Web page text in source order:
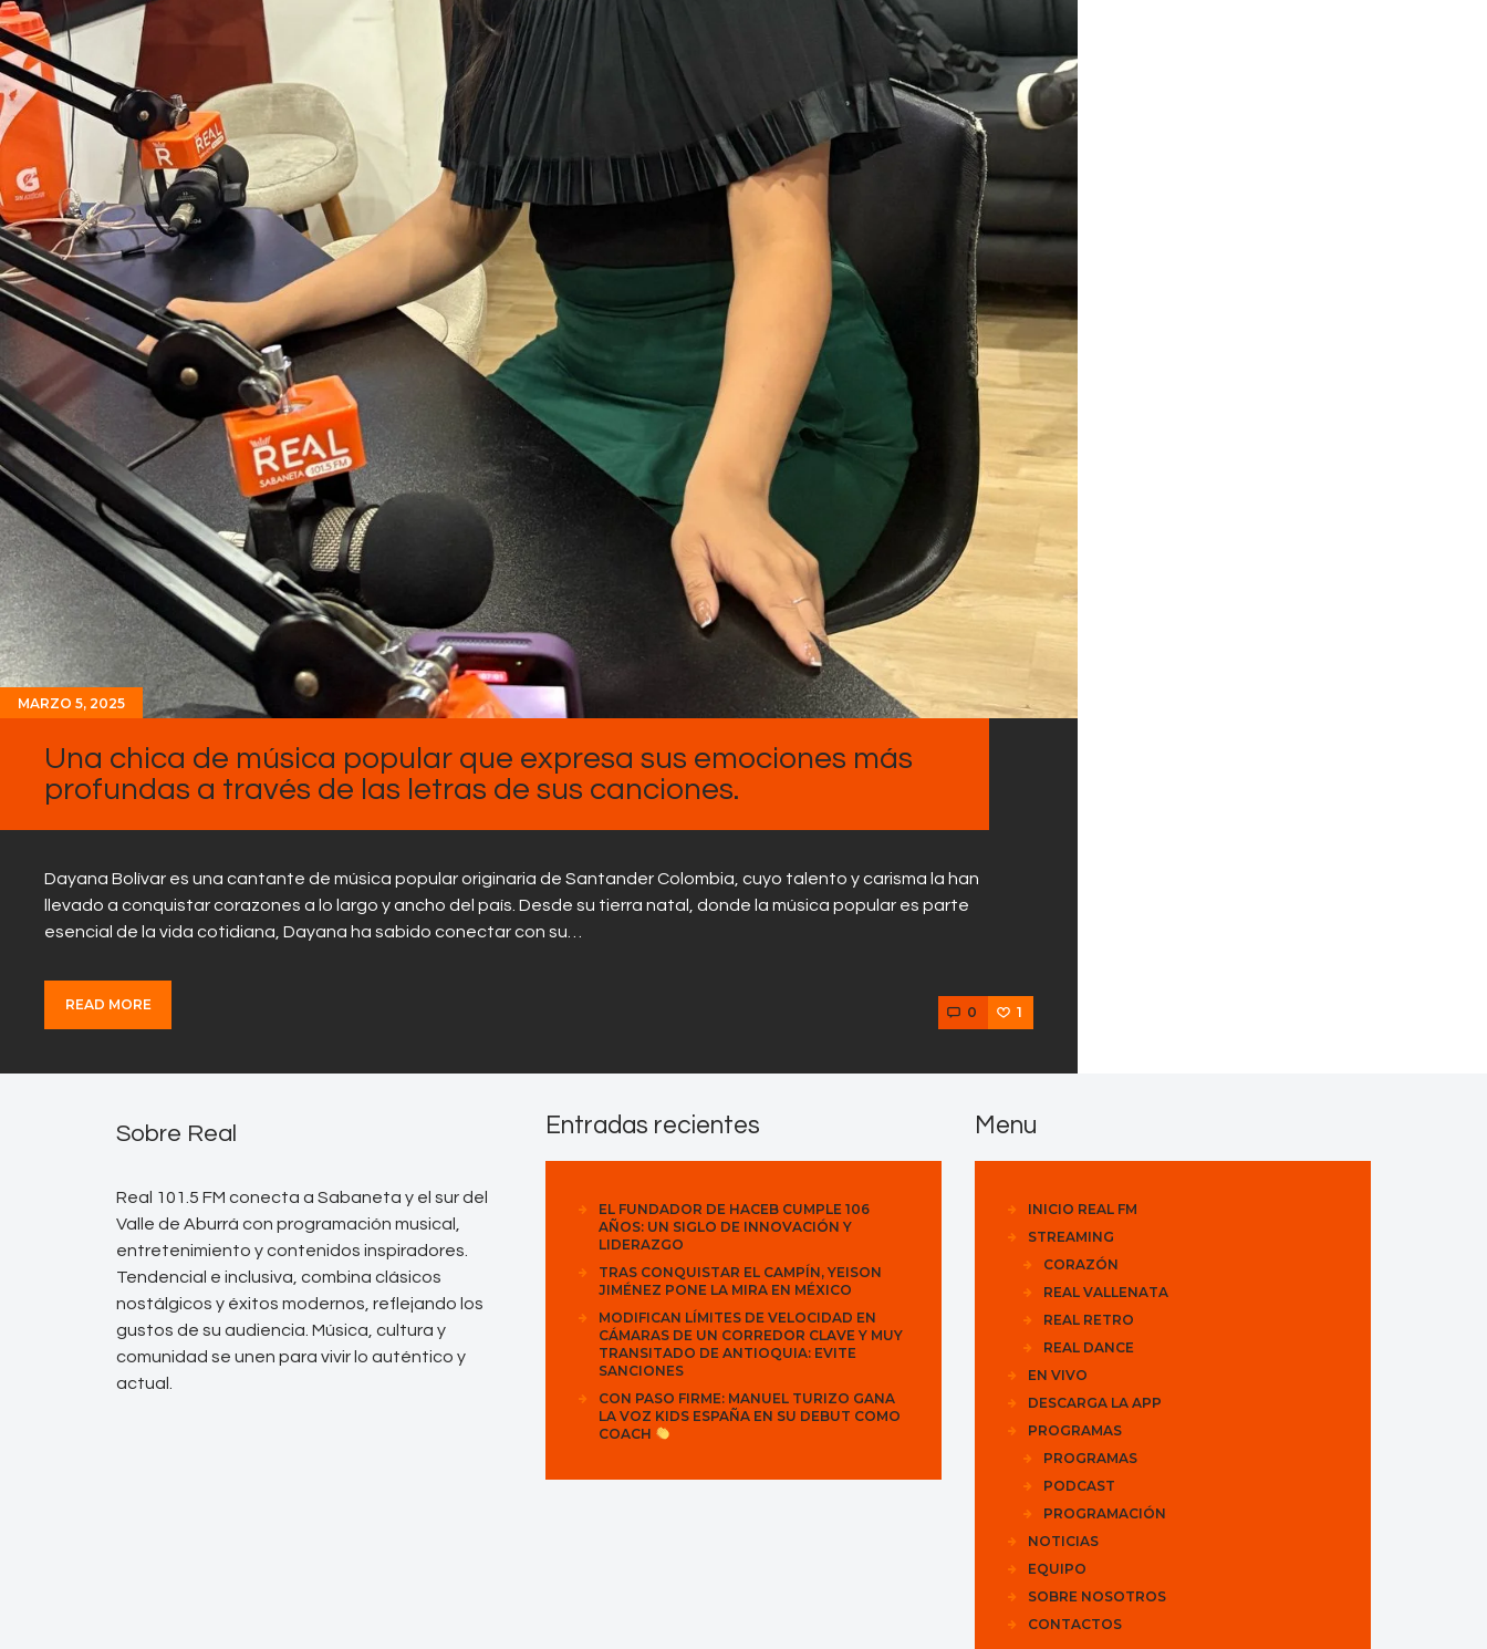
MARZO 5, 2025
Una chica de música popular que expresa sus emociones más
profundas a través de las letras de sus canciones.
Dayana Bolívar es una cantante de música popular originaria de Santander Colombia, cuyo talento y carisma la han
llevado a conquistar corazones a lo largo y ancho del país. Desde su tierra natal, donde la música popular es parte
esencial de la vida cotidiana, Dayana ha sabido conectar con su…
READ MORE 0 1
Sobre Real
Real 101.5 FM conecta a Sabaneta y el sur del
Valle de Aburrá con programación musical,
entretenimiento y contenidos inspiradores.
Tendencial e inclusiva, combina clásicos
nostálgicos y éxitos modernos, reflejando los
gustos de su audiencia. Música, cultura y
comunidad se unen para vivir lo auténtico y
actual.
Entradas recientes
EL FUNDADOR DE HACEB CUMPLE 106
AÑOS: UN SIGLO DE INNOVACIÓN Y
LIDERAZGO
TRAS CONQUISTAR EL CAMPÍN, YEISON
JIMÉNEZ PONE LA MIRA EN MÉXICO
MODIFICAN LÍMITES DE VELOCIDAD EN
CÁMARAS DE UN CORREDOR CLAVE Y MUY
TRANSITADO DE ANTIOQUIA: EVITE
SANCIONES
CON PASO FIRME: MANUEL TURIZO GANA
LA VOZ KIDS ESPAÑA EN SU DEBUT COMO
COACH
Menu
INICIO REAL FM
STREAMING
CORAZÓN
REAL VALLENATA
REAL RETRO
REAL DANCE
EN VIVO
DESCARGA LA APP
PROGRAMAS
PROGRAMAS
PODCAST
PROGRAMACIÓN
NOTICIAS
EQUIPO
SOBRE NOSOTROS
CONTACTOS